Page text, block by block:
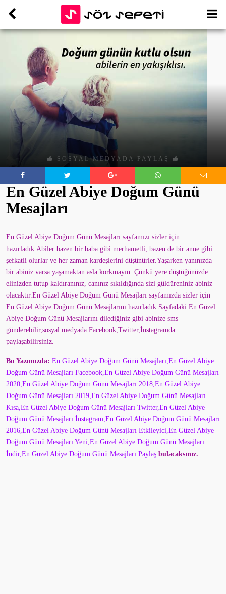
SOSYAL MEDYADA PAYLAŞ
En Güzel Abiye Doğum Günü
Mesajları
En Güzel Abiye Doğum Günü Mesajları sayfamızı sizler için
hazırladık.Abiler bazen bir baba gibi merhametli, bazen de bir anne gibi
şefkatli olurlar ve her zaman kardeşlerini düşünürler.Yaşarken yanınızda
bir abiniz varsa yaşamaktan asla korkmayın. Çünkü yere düştüğünüzde
elinizden tutup kaldıranınız, canınız sıkıldığında sizi güldüreniniz abiniz
olacaktır.En Güzel Abiye Doğum Günü Mesajları sayfamızda sizler için
En Güzel Abiye Doğum Günü Mesajlarını hazırladık.Sayfadaki En Güzel
Abiye Doğum Günü Mesajlarını dilediğiniz gibi abinize sms
gönderebilir,sosyal medyada Facebook,Twitter,İnstagramda
paylaşabilirsiniz.
Bu Yazımızda: En Güzel Abiye Doğum Günü Mesajları,En Güzel Abiye
Doğum Günü Mesajları Facebook,En Güzel Abiye Doğum Günü Mesajları
2020,En Güzel Abiye Doğum Günü Mesajları 2018,En Güzel Abiye
Doğum Günü Mesajları 2019,En Güzel Abiye Doğum Günü Mesajları
Kısa,En Güzel Abiye Doğum Günü Mesajları Twitter,En Güzel Abiye
Doğum Günü Mesajları İnstagram,En Güzel Abiye Doğum Günü Mesajları
2016,En Güzel Abiye Doğum Günü Mesajları Etkileyici,En Güzel Abiye
Doğum Günü Mesajları Yeni,En Güzel Abiye Doğum Günü Mesajları
İndir,En Güzel Abiye Doğum Günü Mesajları Paylaş bulacaksınız.